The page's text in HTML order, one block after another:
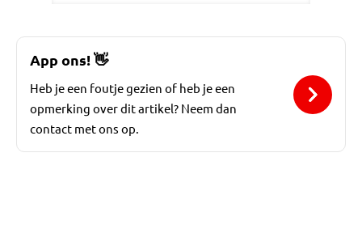
App ons!👋
Heb je een foutje gezien of heb je een
opmerking over dit artikel? Neem dan
contact met ons op.